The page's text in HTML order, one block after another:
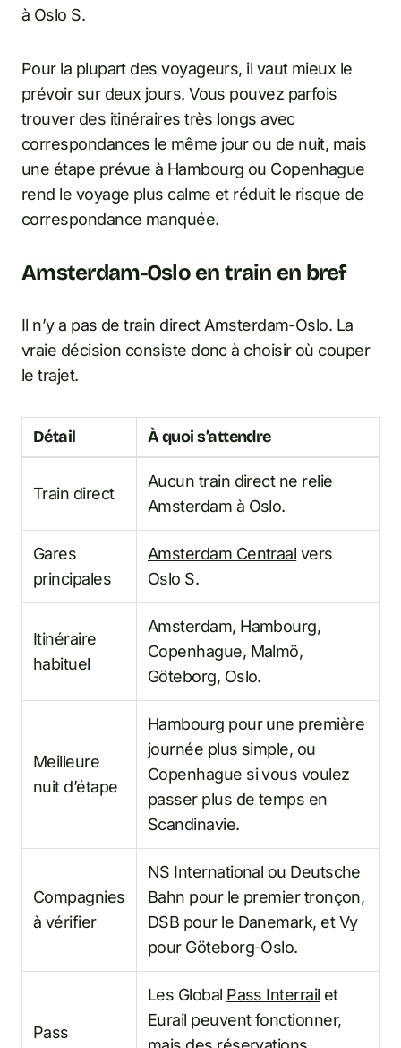
à Oslo S.
Pour la plupart des voyageurs, il vaut mieux le
prévoir sur deux jours. Vous pouvez parfois
trouver des itinéraires très longs avec
correspondances le même jour ou de nuit, mais
une étape prévue à Hambourg ou Copenhague
rend le voyage plus calme et réduit le risque de
correspondance manquée.
Amsterdam-Oslo en train en bref
Il n’y a pas de train direct Amsterdam-Oslo. La
vraie décision consiste donc à choisir où couper
le trajet.
Détail À quoi s’attendre
Train direct
Aucun train direct ne relie
Amsterdam à Oslo.
Gares
principales
Amsterdam Centraal vers
Oslo S.
Itinéraire
habituel
Amsterdam, Hambourg,
Copenhague, Malmö,
Göteborg, Oslo.
Meilleure
nuit d’étape
Hambourg pour une première
journée plus simple, ou
Copenhague si vous voulez
passer plus de temps en
Scandinavie.
Compagnies
à vérifier
NS International ou Deutsche
Bahn pour le premier tronçon,
DSB pour le Danemark, et Vy
pour Göteborg-Oslo.
Pass
Les Global Pass Interrail et
Eurail peuvent fonctionner,